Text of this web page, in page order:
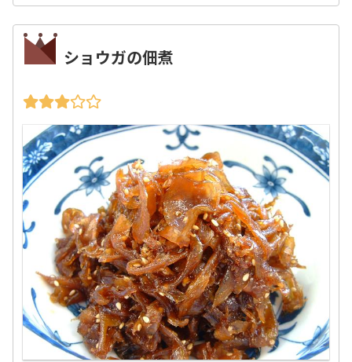
ショウガの佃煮